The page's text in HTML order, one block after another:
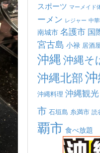
スポーツ マーメイド
ーメン レジャー 中
南城市名護市 国
宮古島 小禄 居酒
沖縄沖縄そ
沖縄北部
沖縄料理 沖縄観光
市 石垣島 糸満市 読
覇市 食べ放題